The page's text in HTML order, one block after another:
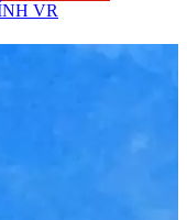
VR